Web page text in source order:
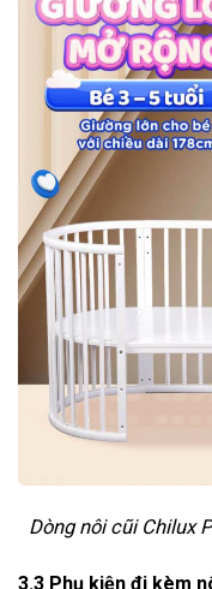
Dòng nôi cũi Chilux
3.3 Phụ kiện đi kèm